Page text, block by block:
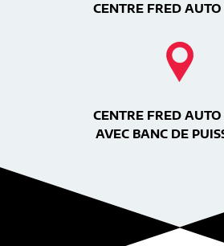
CENTRE FRED AUTO
CENTRE FRED AUTO
AVEC BANC DE